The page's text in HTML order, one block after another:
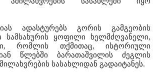
ადასტურებს გორის გამგეობის
სამსახურის ყოფილი ხელმძღვანელი,
რომლის თქმითაც, ისტორიული
იან წლებში ბარათაშვილის ძეგლის
სასახლიდან გადაიტანეს.